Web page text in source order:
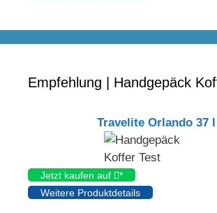
Empfehlung | Handgepäck
Travelite Orlando 37 l
Jetzt kaufen auf
*
Weitere Produktdetails